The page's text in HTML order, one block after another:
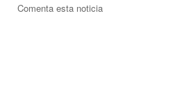
Comenta esta noticia